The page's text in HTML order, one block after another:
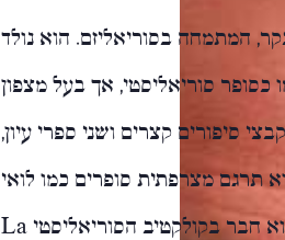
המתמחה בסוריאליזם. הוא נולד
את עצמו כסופר סוריאליסטי, אך בעל מצפון
סיפורים קצרים ושני ספרי עיון,
תרגם מצרפתית סופרים כמו לואי
יאנובה ומישל קרוז', וכן כתבים על סוריאליזם. הוא חבר בקולקטיב הסוריאליסטי La